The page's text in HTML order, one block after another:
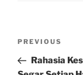
Previous
Post
PREVIOUS
Rahasia